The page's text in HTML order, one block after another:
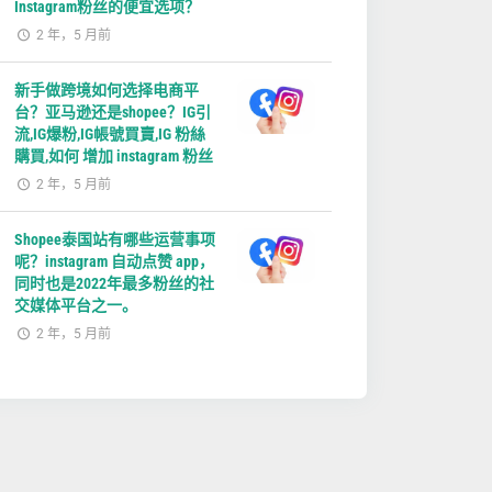
Instagram粉丝的便宜选项？
2 年，5 月前
新手做跨境如何选择电商平
台？亚马逊还是shopee？IG引
流,IG爆粉,IG帳號買賣,IG 粉絲
購買,如何 增加 instagram 粉丝
2 年，5 月前
Shopee泰国站有哪些运营事项
呢？instagram 自动点赞 app，
同时也是2022年最多粉丝的社
交媒体平台之一。
2 年，5 月前